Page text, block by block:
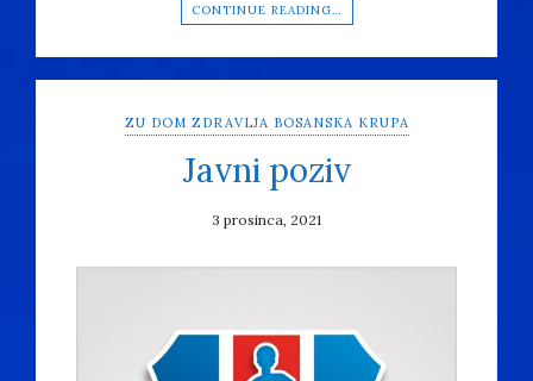
CONTINUE READING…
ZU DOM ZDRAVLJA BOSANSKA KRUPA
Javni poziv
3 prosinca, 2021